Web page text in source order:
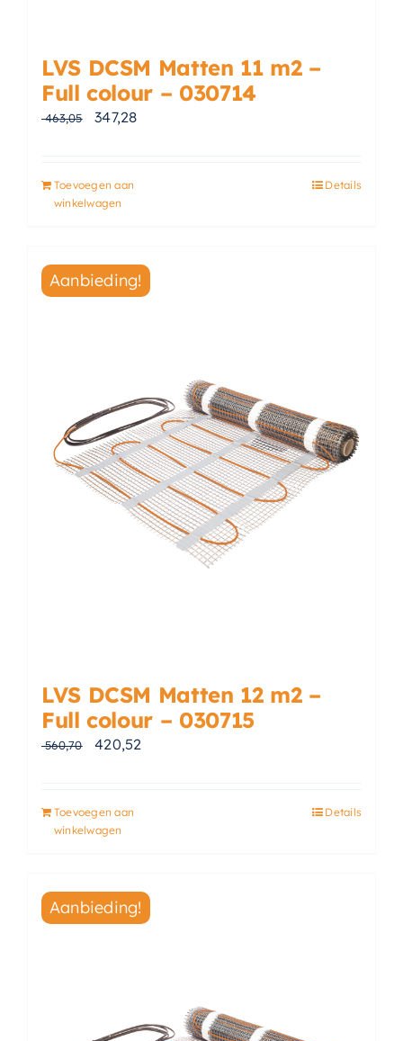
LVS DCSM Matten 11 m2 –
Full colour – 030714
463,05 Oorspronkelijke prijs was: € 463,05.
347,28Huidige prijs is: € 347,28.
Toevoegen aan
winkelwagen
Details
Aanbieding!
LVS DCSM Matten 12 m2 –
Full colour – 030715
560,70 Oorspronkelijke prijs was: € 560,70.
420,52
Toevoegen aan
winkelwagen
Details
Aanbieding!